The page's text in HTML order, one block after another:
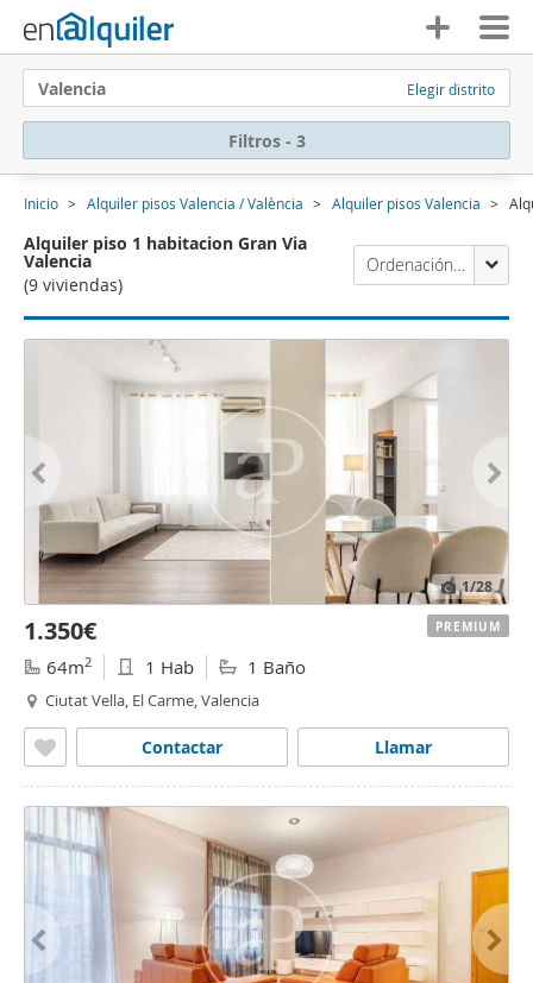
Valencia Elegir distrito
Filtros - 3
Inicio Alquiler pisos Valencia / València Alquiler pisos Valencia
Alquiler piso 1 habitacion Gran Via
Valencia
(9 viviendas)
Ordenación Enalquiler
1/28
1.350€
64m2 1 Hab 1 Baño
Ciutat Vella, El Carme, Valencia
Llamar
Contactar
PREMIUM